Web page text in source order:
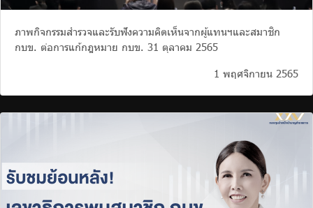
ภาพกิจกรรมสำรวจและรับฟังความคิดเห็นจากผู้แทนฯและสมาชิก
กบข. ต่อการแก้กฎหมาย กบข. 31 ตุลาคม 2565
1 พฤศจิกายน 2565